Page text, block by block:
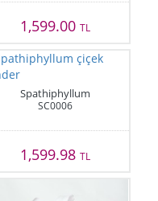
1,599.00 TL
Spathiphyllum
SC0006
1,599.98 TL